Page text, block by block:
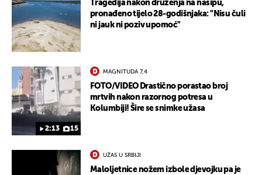
Tragedija nakon druženja na nasipu,
pronađeno tijelo 28-godišnjaka: "Nisu čuli
ni jauk ni poziv upomoć"
2:13 15
MAGNITUDA 7,4
FOTO/VIDEO Drastično porastao broj
mrtvih nakon razornog potresa u
Kolumbiji! Šire se snimke užasa
UŽAS U SRBIJI
Maloljetnice nožem izbole djevojku pa je